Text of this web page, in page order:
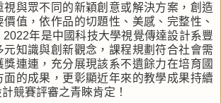
視與眾不同的新穎創意或解決方案，創造
值，依作品的切題性、美感、完整性、
年是中國科技大學視覺傳達設計系豐
元知識與創新觀念，課程規劃符合社會需
獎連連，充分展現該系不遺餘力在培育國
面的成果，更彰顯近年來的教學成果持續
競賽評審之青睞肯定！